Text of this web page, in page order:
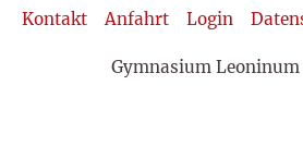
Kontakt Anfahrt Login
Gymnasium